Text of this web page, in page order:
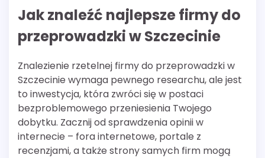
Jak znaleźć najlepsze firmy do
przeprowadzki w Szczecinie
Znalezienie rzetelnej firmy do przeprowadzki w
Szczecinie wymaga pewnego researchu, ale jest
to inwestycja, która zwróci się w postaci
bezproblemowego przeniesienia Twojego
dobytku. Zacznij od sprawdzenia opinii w
internecie – fora internetowe, portale z
recenzjami, a także strony samych firm mogą